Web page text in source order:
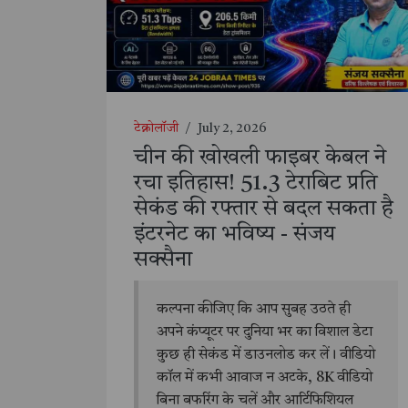
टेक्नोलॉजी / July 2, 2026
चीन की खोखली फाइबर केबल ने
रचा इतिहास! 51.3 टेराबिट प्रति
सेकंड की रफ्तार से बदल सकता है
इंटरनेट का भविष्य - संजय
सक्सैना
कल्पना कीजिए कि आप सुबह उठते ही
अपने कंप्यूटर पर दुनिया भर का विशाल डेटा
कुछ ही सेकंड में डाउनलोड कर लें। वीडियो
कॉल में कभी आवाज न अटके, 8K वीडियो
बिना बफरिंग के चलें और आर्टिफिशियल